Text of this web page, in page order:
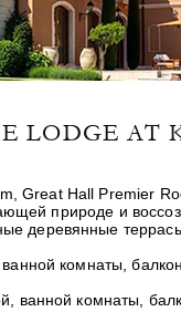
LODGE AT
Great Hall Premier
природе и
деревянные
комнаты,
ванной комнаты,